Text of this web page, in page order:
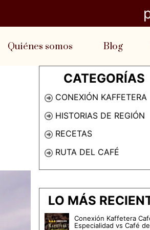
Quiénes somos Blog
CATEGORÍAS
CONEXIÓN KAFFETERA
HISTORIAS DE REGIÓN
RECETAS
RUTA DEL CAFÉ
LO MÁS
Conexión Kaffetera
Especialidad vs Café de